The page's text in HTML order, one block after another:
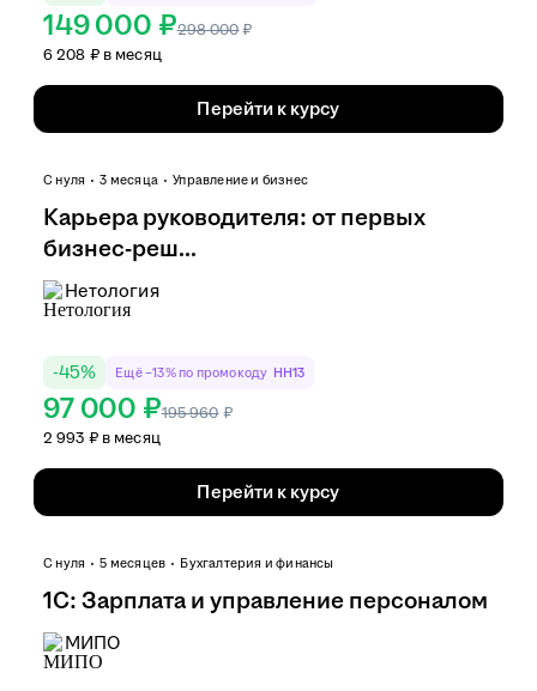
149 000 ₽298 000 ₽
6 208 ₽ в месяц
Перейти к курсу
С нуля 3 месяца Управление и бизнес
Карьера руководителя: от первых
бизнес-реш...
Нетология
-45% Ещё −13% по промокоду HH13
97 000 ₽195 960 ₽
2 993 ₽ в месяц
Перейти к курсу
С нуля 5 месяцев Бухгалтерия и финансы
1С: Зарплата и управление персоналом
МИПО